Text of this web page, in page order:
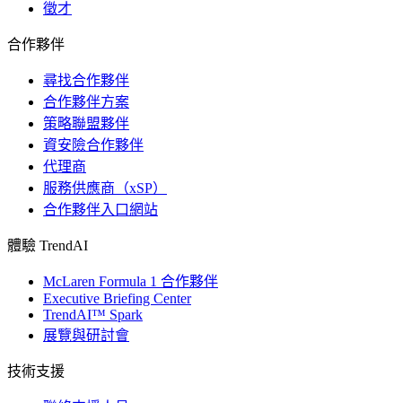
徵才
合作夥伴
尋找合作夥伴
合作夥伴方案
策略聯盟夥伴
資安險合作夥伴
代理商
服務供應商（xSP）
合作夥伴入口網站
體驗 TrendAI
McLaren Formula 1 合作夥伴
Executive Briefing Center
TrendAI™ Spark
展覽與研討會
技術支援